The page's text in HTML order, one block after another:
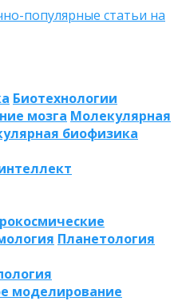
Биотехнологии
мозга Молекулярная
биофизика
Планетология
моделирование